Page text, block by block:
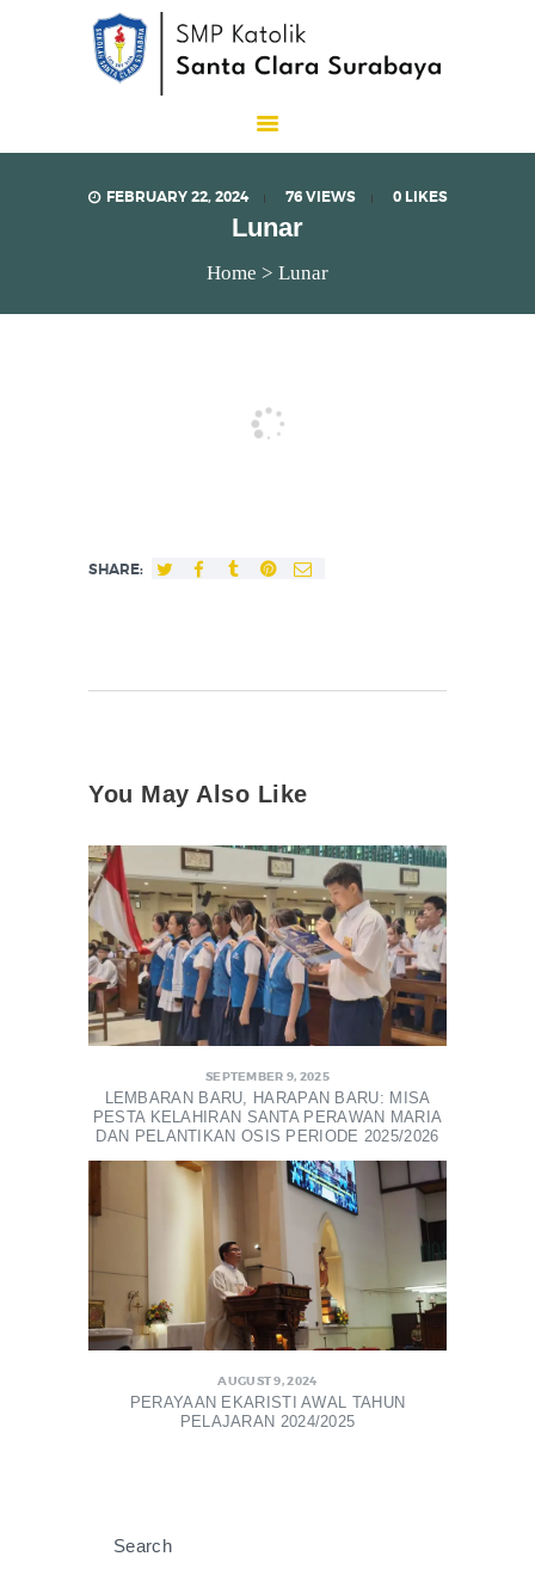
FEBRUARY 22, 2024 76 VIEWS 0 LIKES
Lunar
Home Lunar
SMP Katolik Santa Clara
SHARE:
You May Also Like
SEPTEMBER 9, 2025
LEMBARAN BARU, HARAPAN BARU: MISA
PESTA KELAHIRAN SANTA PERAWAN MARIA
DAN PELANTIKAN OSIS PERIODE 2025/2026
AUGUST 9, 2024
PERAYAAN EKARISTI AWAL TAHUN
PELAJARAN 2024/2025
Search